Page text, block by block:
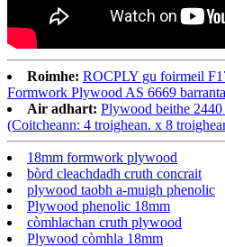
Roimhe: ROCPLY gu foirmeil
Formwork Plywood AS 6669
Air adhart: Plywood beithe
(Coitcheann: 4 troighean. x 8
18mm formwork plywood
bòrd cleachdadh cruth concrait
plywood taobh a-muigh phenolic
Plywood phenolic 18mm
còmhlachan cruth plywood
Plywood còmhla 18mm